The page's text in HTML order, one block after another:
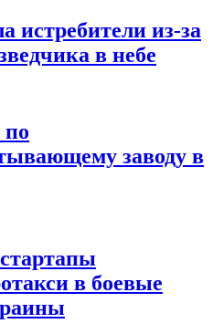
истребители из-за
в небе
по
заводу в
в боевые